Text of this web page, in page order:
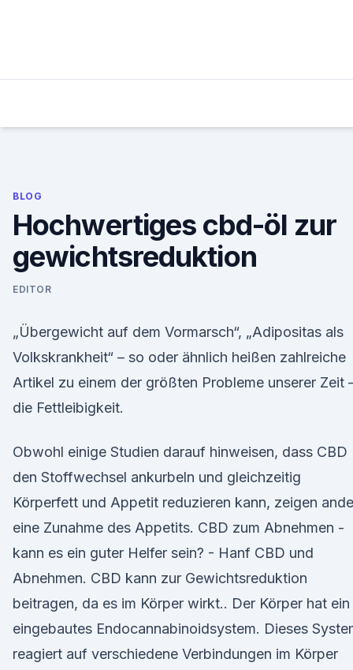
BLOG
Hochwertiges cbd-öl zur
gewichtsreduktion
EDITOR
„Übergewicht auf dem Vormarsch“, „Adipositas als
Volkskrankheit“ – so oder ähnlich heißen zahlreiche
Artikel zu einem der größten Probleme unserer Zeit
die Fettleibigkeit.
Obwohl einige Studien darauf hinweisen, dass CBD
den Stoffwechsel ankurbeln und gleichzeitig
Körperfett und Appetit reduzieren kann, zeigen
eine Zunahme des Appetits. CBD zum Abnehmen -
kann es ein guter Helfer sein? - Hanf CBD und
Abnehmen. CBD kann zur Gewichtsreduktion
beitragen, da es im Körper wirkt.. Der Körper hat ein
eingebautes Endocannabinoidsystem. Dieses
reagiert auf verschiedene Verbindungen im Körper